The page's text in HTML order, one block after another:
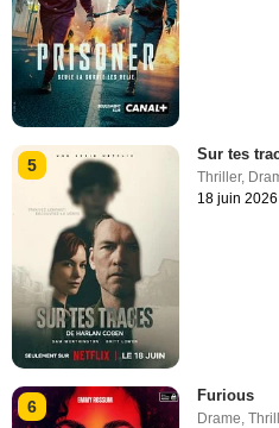
5
Sur tes
Thriller,
18 juin
6
Furious
Drame,